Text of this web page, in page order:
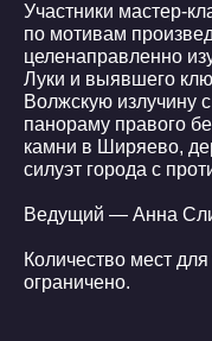
Участники мастер-
по мотивам
целенаправленно
Луки и выявшего
Волжскую излучину
панораму правого
камни в Ширяево,
силуэт города с
Ведущий — Анна
Количество мест
ограничено.